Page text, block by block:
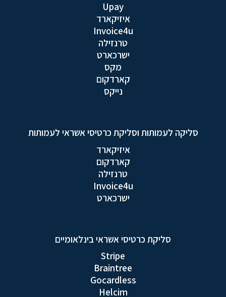
Upay
איזיקארד
Invoice4u
טרנזילה
ישרכארט
מקס
קארדקום
נייקס
סליקה לעמותות וסליקת כרטיסי אשראי לעמותות
איזיקארד
קארדקום
טרנזילה
Invoice4u
ישרכארט
סליקת כרטיסי אשראי בינלאומיים
Stripe
Braintree
Gocardless
Helcim